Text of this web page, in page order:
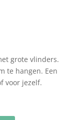
grote vlinders.
te hangen. Een
voor jezelf.